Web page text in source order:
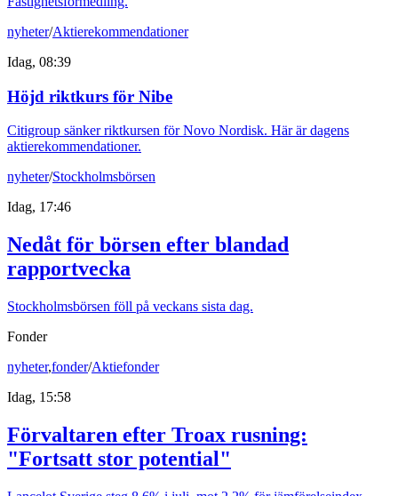
nyheter/Aktierekommendationer
Idag, 08:39
Höjd riktkurs för Nibe
Citigroup sänker riktkursen för Novo Nordisk. Här är dagens
aktierekommendationer.
nyheter/Stockholmsbörsen
Idag, 17:46
Nedåt för börsen efter blandad
rapportvecka
Stockholmsbörsen föll på veckans sista dag.
Fonder
nyheter,fonder/Aktiefonder
Idag, 15:58
Förvaltaren efter Troax rusning:
"Fortsatt stor potential"